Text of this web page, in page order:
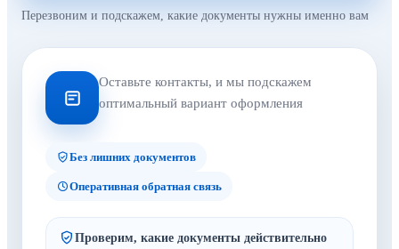
Перезвоним и подскажем, какие документы нужны именно вам
Оставьте контакты, и мы подскажем
оптимальный вариант оформления
Без лишних документов
Оперативная обратная связь
Проверим, какие документы действительно